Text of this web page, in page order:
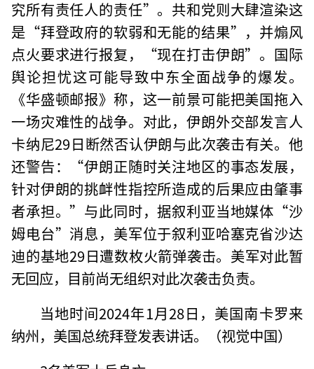
究所有责任人的责任”。共和党则大肆渲染这
是“拜登政府的软弱和无能的结果”，并煽风
点火要求进行报复，“现在打击伊朗”。国际
舆论担忧这可能导致中东全面战争的爆发。
《华盛顿邮报》称，这一前景可能把美国拖入
一场灾难性的战争。对此，伊朗外交部发言人
卡纳尼29日断然否认伊朗与此次袭击有关。他
还警告：“伊朗正随时关注地区的事态发展，
针对伊朗的挑衅性指控所造成的后果应由肇事
者承担。”与此同时，据叙利亚当地媒体“沙
姆电台”消息，美军位于叙利亚哈塞克省沙达
迪的基地29日遭数枚火箭弹袭击。美军对此暂
无回应，目前尚无组织对此次袭击负责。
当地时间2024年1月28日，美国南卡罗来
纳州，美国总统拜登发表讲话。（视觉中国）